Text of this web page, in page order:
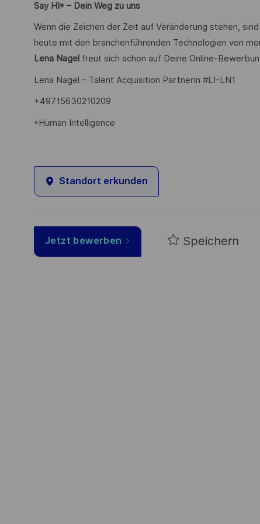
Say HI* – Dein Weg zu uns
Wenn die Zeichen der Zeit auf Veränderung stehen,
heute mit den branchenführenden Technologien von
Lena Nagel freut sich schon auf Deine Online-
Lena Nagel – Talent Acquisition Partnerin #LI-LN1
+49715630210209
*Human Intelligence
Standort erkunden
Jetzt bewerben Speichern